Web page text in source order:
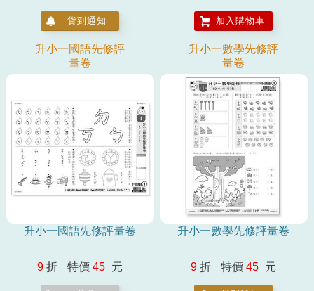
貨到通知 加入購物車
升小一國語先修評
量卷
升小一國語先修評量卷
9 折 特價 45 元
升小一數學先修評
量卷
升小一數學先修評量卷
9 折 特價 45 元